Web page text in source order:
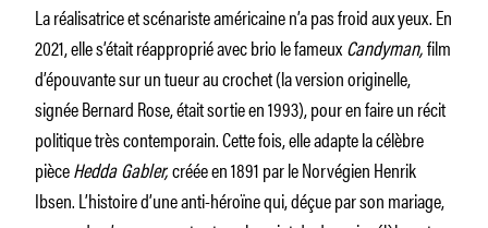
La réalisatrice et scénariste américaine n’a pas froid aux yeux. En
2021, elle s’était réapproprié avec brio le fameuxCandyman,film
d’épouvante sur un tueur au crochet (la version originelle,
signée Bernard Rose, était sortie en 1993), pour en faire un récit
politique très contemporain. Cette fois, elle adapte la célèbre
pièceHedda Gabler,créée en 1891 par le Norvégien Henrik
Ibsen. L’histoire d’une anti-héroïne qui, déçue par son mariage,